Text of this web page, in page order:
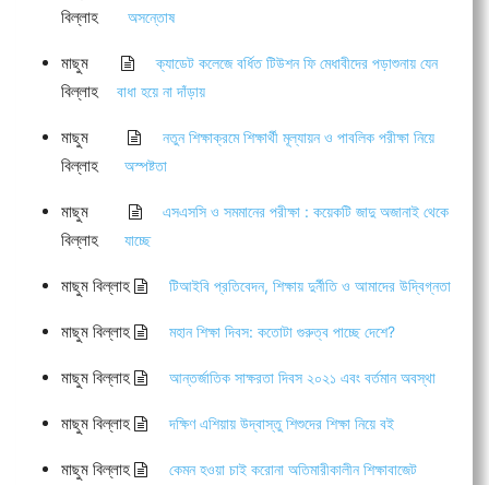
বিল্লাহ
অসন্তোষ
মাছুম
বিল্লাহ
ক্যাডেট কলেজে বর্ধিত টিউশন ফি মেধাবীদের পড়াশুনায় যেন
বাধা হয়ে না দাঁড়ায়
মাছুম
বিল্লাহ
নতুন শিক্ষাক্রমে শিক্ষার্থী মূল্যায়ন ও পাবলিক পরীক্ষা নিয়ে
অস্পষ্টতা
মাছুম
বিল্লাহ
এসএসসি ও সমমানের পরীক্ষা : কয়েকটি জাদু অজানাই থেকে
যাচ্ছে
মাছুম বিল্লাহ টিআইবি প্রতিবেদন, শিক্ষায় দুর্নীতি ও আমাদের উদ্বিগ্নতা
মাছুম বিল্লাহ মহান শিক্ষা দিবস: কতোটা গুরুত্ব পাচ্ছে দেশে?
মাছুম বিল্লাহ আন্তর্জাতিক সাক্ষরতা দিবস ২০২১ এবং বর্তমান অবস্থা
মাছুম বিল্লাহ দক্ষিণ এশিয়ায় উদ্বাস্তু শিশুদের শিক্ষা নিয়ে বই
মাছুম বিল্লাহ কেমন হওয়া চাই করোনা অতিমারীকালীন শিক্ষাবাজেট